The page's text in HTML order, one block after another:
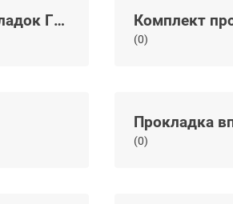
Комплект прокладок ГБЦ
(0)
(0)